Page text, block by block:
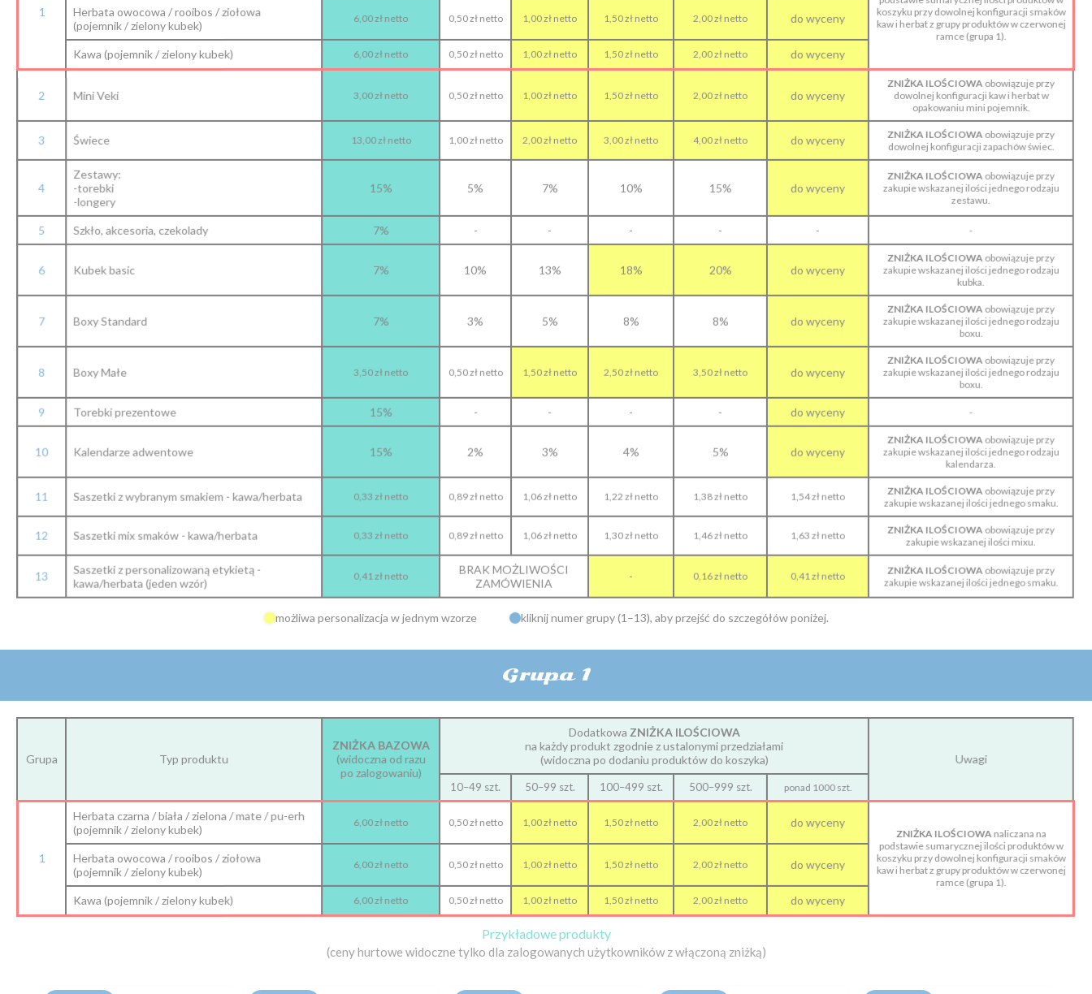
1
koszyku przy dowolnej konfiguracji smaków
kaw i herbat z grupy produktów w czerwonej
ramce (grupa 1).
Herbata owocowa / rooibos / ziołowa
(pojemnik / zielony kubek)
6,00 zł netto 0,50 zł netto 1,00 zł netto 1,50 zł netto 2,00 zł netto do wyceny
Kawa (pojemnik / zielony kubek) 6,00 zł netto 0,50 zł netto 1,00 zł netto 1,50 zł netto 2,00 zł netto do wyceny
2 Mini Veki 3,00 zł netto 0,50 zł netto 1,00 zł netto 1,50 zł netto 2,00 zł netto do wyceny
ZNIŻKA ILOŚCIOWA obowiązuje przy
dowolnej konfiguracji kaw i herbat w
opakowaniu mini pojemnik.
3 Świece 13,00 zł netto 1,00 zł netto 2,00 zł netto 3,00 zł netto 4,00 zł netto do wyceny ZNIŻKA ILOŚCIOWA obowiązuje przy
dowolnej konfiguracji zapachów świec.
4
Zestawy:
-torebki
-longery
15% 5% 7% 10% 15% do wyceny
ZNIŻKA ILOŚCIOWA obowiązuje przy
zakupie wskazanej ilości jednego rodzaju
zestawu.
5 Szkło, akcesoria, czekolady 7% - - - - - -
6 Kubek basic 7% 10% 13% 18% 20% do wyceny
ZNIŻKA ILOŚCIOWA obowiązuje przy
zakupie wskazanej ilości jednego rodzaju
kubka.
7 Boxy Standard 7% 3% 5% 8% 8% do wyceny
ZNIŻKA ILOŚCIOWA obowiązuje przy
zakupie wskazanej ilości jednego rodzaju
boxu.
8 Boxy Małe 3,50 zł netto 0,50 zł netto 1,50 zł netto 2,50 zł netto 3,50 zł netto do wyceny
ZNIŻKA ILOŚCIOWA obowiązuje przy
zakupie wskazanej ilości jednego rodzaju
boxu.
9 Torebki prezentowe 15% - - - - do wyceny -
10 Kalendarze adwentowe 15% 2% 3% 4% 5% do wyceny
ZNIŻKA ILOŚCIOWA obowiązuje przy
zakupie wskazanej ilości jednego rodzaju
kalendarza.
11 Saszetki z wybranym smakiem - kawa/herbata 0,33 zł netto 0,89 zł netto 1,06 zł netto 1,22 zł netto 1,38 zł netto 1,54 zł netto ZNIŻKA ILOŚCIOWA obowiązuje przy
zakupie wskazanej ilości jednego smaku.
12 Saszetki mix smaków - kawa/herbata 0,33 zł netto 0,89 zł netto 1,06 zł netto 1,30 zł netto 1,46 zł netto 1,63 zł netto ZNIŻKA ILOŚCIOWA obowiązuje przy
zakupie wskazanej ilości mixu.
13
Saszetki z personalizowaną etykietą -
kawa/herbata (jeden wzór)
0,41 zł netto
BRAK MOŻLIWOŚCI
ZAMÓWIENIA
- 0,16 zł netto 0,41 zł netto ZNIŻKA ILOŚCIOWA obowiązuje przy
zakupie wskazanej ilości jednego smaku.
możliwa personalizacja w jednym wzorze kliknij numer grupy (1–13), aby przejść do szczegółów poniżej.
Grupa 1
Grupa Typ produktu
ZNIŻKA BAZOWA
(widoczna od razu
po zalogowaniu)
Dodatkowa ZNIŻKA ILOŚCIOWA
na każdy produkt zgodnie z ustalonymi przedziałami
(widoczna po dodaniu produktów do koszyka) Uwagi
10–49 szt. 50–99 szt. 100–499 szt. 500–999 szt. ponad 1000 szt.
1
Herbata czarna / biała / zielona / mate / pu-erh
(pojemnik / zielony kubek)
6,00 zł netto 0,50 zł netto 1,00 zł netto 1,50 zł netto 2,00 zł netto do wyceny
ZNIŻKA ILOŚCIOWA naliczana na
podstawie sumarycznej ilości produktów w
koszyku przy dowolnej konfiguracji smaków
kaw i herbat z grupy produktów w czerwonej
ramce (grupa 1).
Herbata owocowa / rooibos / ziołowa
(pojemnik / zielony kubek)
6,00 zł netto 0,50 zł netto 1,00 zł netto 1,50 zł netto 2,00 zł netto do wyceny
Kawa (pojemnik / zielony kubek) 6,00 zł netto 0,50 zł netto 1,00 zł netto 1,50 zł netto 2,00 zł netto do wyceny
Przykładowe produkty
(ceny hurtowe widoczne tylko dla zalogowanych użytkowników z włączoną zniżką)